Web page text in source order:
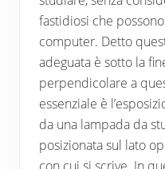
fastidiosi che
computer. Detto
adeguata è sotto la
perpendicolare a
essenziale è
da una lampada da
posizionata sul lato